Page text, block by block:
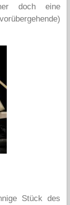
doch eine
Stück des